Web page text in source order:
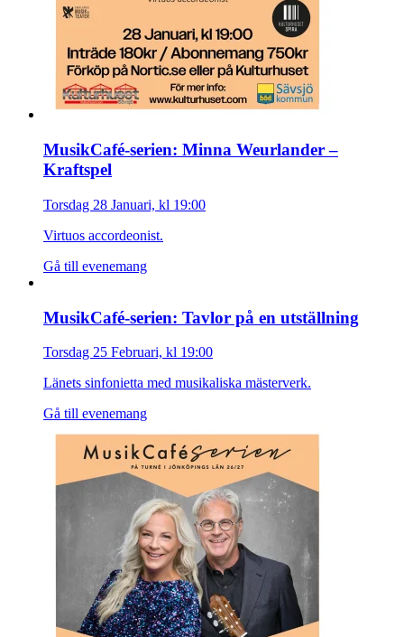
MusikCafé-serien: Minna Weurlander –
Kraftspel
Torsdag 28 Januari, kl 19:00
Virtuos accordeonist.
Gå till evenemang
MusikCafé-serien: Tavlor på en utställning
Torsdag 25 Februari, kl 19:00
Länets sinfonietta med musikaliska mästerverk.
Gå till evenemang